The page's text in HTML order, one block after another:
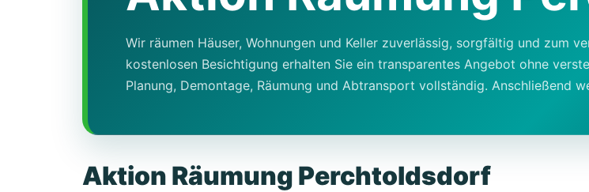
Wir räumen Häuser, Wohnungen und Keller zuverlässig, sorgfältig und zum
kostenlosen Besichtigung erhalten Sie ein transparentes Angebot ohne
Planung, Demontage, Räumung und Abtransport vollständig. Anschließend
Aktion Räumung Perchtoldsdorf